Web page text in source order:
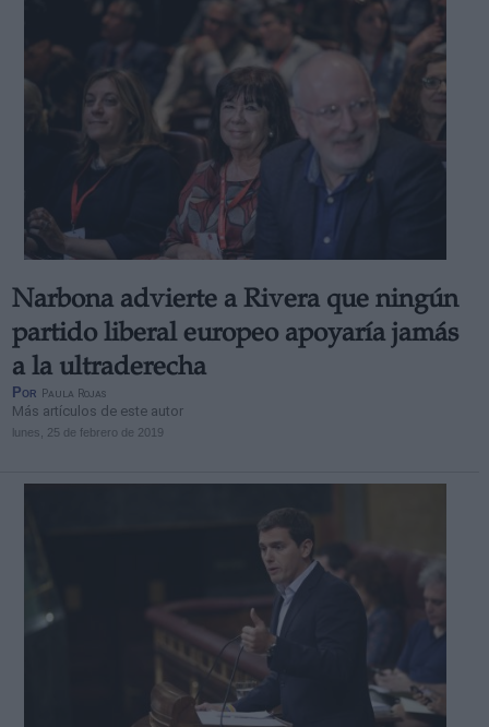
Narbona advierte a Rivera que ningún
partido liberal europeo apoyaría jamás
a la ultraderecha
Por Paula Rojas
Más artículos de este autor
lunes, 25 de febrero de 2019